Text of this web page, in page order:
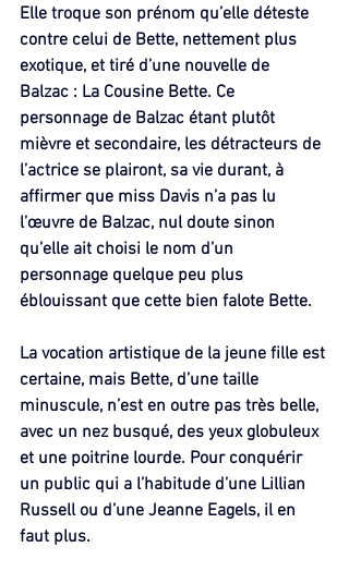
Elle troque son prénom qu’elle déteste
contre celui de Bette, nettement plus
exotique, et tiré d’une nouvelle de
Balzac : La Cousine Bette. Ce
personnage de Balzac étant plutôt
mièvre et secondaire, les détracteurs de
l’actrice se plairont, sa vie durant, à
affirmer que miss Davis n’a pas lu
l’œuvre de Balzac, nul doute sinon
qu’elle ait choisi le nom d’un
personnage quelque peu plus
éblouissant que cette bien falote Bette.
La vocation artistique de la jeune fille est
certaine, mais Bette, d’une taille
minuscule, n’est en outre pas très belle,
avec un nez busqué, des yeux globuleux
et une poitrine lourde. Pour conquérir
un public qui a l’habitude d’une Lillian
Russell ou d’une Jeanne Eagels, il en
faut plus.